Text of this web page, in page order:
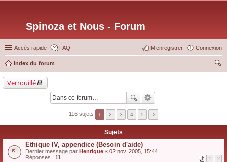
Spinoza et Nous - Forum
Accès rapide FAQ Connexion
M’enregistrer
Index du forum
Verrouillé
116 sujets 1 2 3 4 5
Sujets
Ethique IV, appendice (Besoin d'aide)
Dernier message par Henrique « 02 nov. 2005, 15:44
Réponses : 11 1 2